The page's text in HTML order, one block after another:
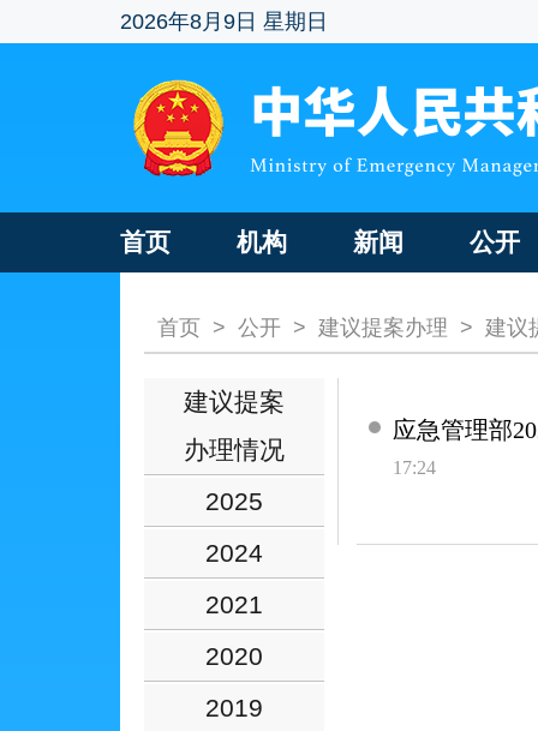
2026年8月9日 星期日
首页 机构 新闻 公开
首页 > 公开 > 建议提案办理 > 建议
建议提案
办理情况
2025
2024
2021
2020
2019
应急管理部
17:24